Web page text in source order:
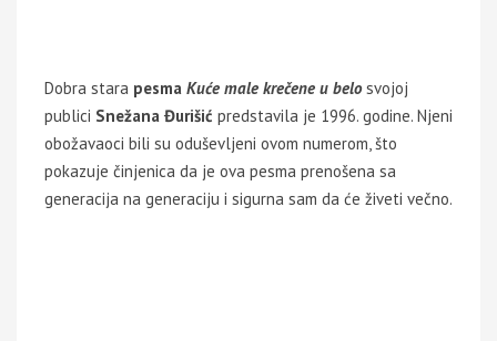
Dobra stara pesma Kuće male krečene u belosvojoj
publici Snežana Đurišić predstavila je 1996. godine. Njeni
obožavaoci bili su oduševljeni ovom numerom, što
pokazuje činjenica da je ova pesma prenošena sa
generacija na generaciju i sigurna sam da će živeti večno.